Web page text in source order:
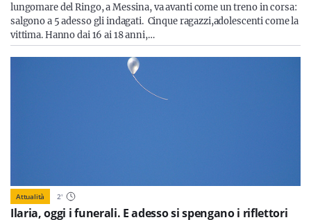
lungomare del Ringo, a Messina, va avanti come un treno in corsa:
salgono a 5 adesso gli indagati. Cinque ragazzi,adolescenti come la
vittima. Hanno dai 16 ai 18 anni,…
Attualità 2'
Ilaria, oggi i funerali. E adesso si spengano i riflettori